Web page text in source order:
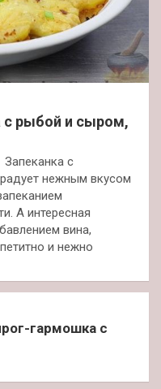
с рыбой и сыром,
с
нежным вкусом
А интересная
вина,
и нежно
гармошка с